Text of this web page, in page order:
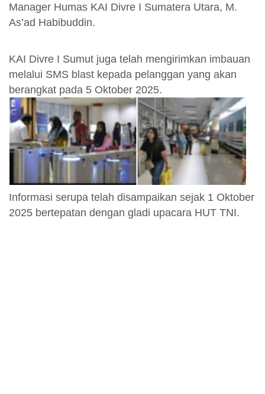
Manager Humas KAI Divre I Sumatera Utara, M.
As’ad Habibuddin.
KAI Divre I Sumut juga telah mengirimkan imbauan
melalui SMS blast kepada pelanggan yang akan
berangkat pada 5 Oktober 2025.
Informasi serupa telah disampaikan sejak 1 Oktober
2025 bertepatan dengan gladi upacara HUT TNI.